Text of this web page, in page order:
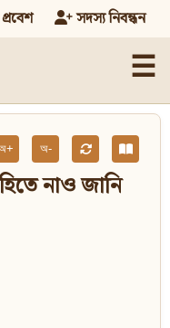
প্রবেশ সদস্য নিবন্ধন
☰
অ-
নাও জানি